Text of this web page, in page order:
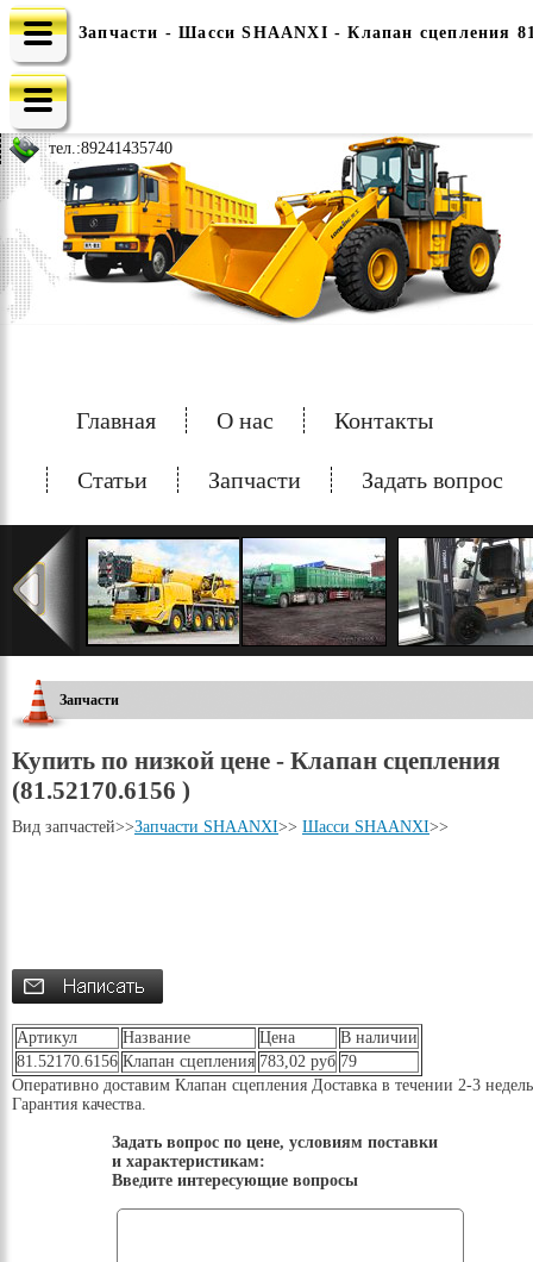
e-mail: china-spec@inbox.ru
тел.:89241435740
Главная О нас Контакты
Статьи Запчасти Задать вопрос
Запчасти
Купить по низкой цене - Клапан сцепления
(81.52170.6156 )
Вид запчастей>>Запчасти SHAANXI>> Шасси SHAANXI>>
Артикул Название Цена
В наличии
81.52170.6156 Клапан сцепления 783,02 руб 79
Оперативно доставим Клапан сцепления Доставка в течении 2-3
Гарантия качества.
Задать вопрос по цене, условиям поставки
и характеристикам:
Введите интересующие вопросы
Запчасти - Шасси SHAANXI - Клапан сцепления